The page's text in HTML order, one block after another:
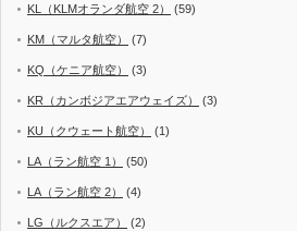
KL（KLMオランダ航空 2） (59)
KM（マルタ航空） (7)
KQ（ケニア航空） (3)
KR（カンボジアエアウェイズ） (3)
KU（クウェート航空） (1)
LA（ラン航空 1） (50)
LA（ラン航空 2） (4)
LG（ルクスエア） (2)